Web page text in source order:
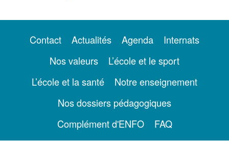
Contact Actualités Agenda
Internats
Nos valeurs
L’école et le sport
L’école et la santé
Notre enseignement
Nos dossiers pédagogiques
Complément d'ENFO
FAQ